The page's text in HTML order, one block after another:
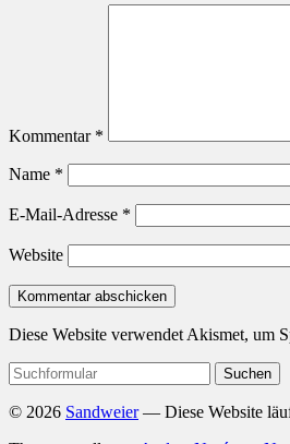
Kommentar *
Name *
E-Mail-Adresse *
Website
Diese Website verwendet Akismet, um
Suchen
nach:
© 2026 Sandweier— Diese Website